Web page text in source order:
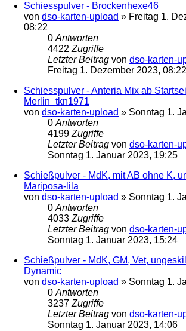
Schiesspulver - Brockenhexe46
von dso-karten-upload » Freitag 1.
08:22
0Antworten
4422Zugriffe
Letzter Beitrag von dso-karten-
Freitag 1. Dezember 2023, 08:22
Schiesspulver - Anteria Mix ab
Merlin_tkn1971
von dso-karten-upload » Sonntag 1.
0Antworten
4199Zugriffe
Letzter Beitrag von dso-karten-
Sonntag 1. Januar 2023, 19:25
Schießpulver - MdK, mit AB ohne K,
Mariposa-lila
von dso-karten-upload » Sonntag 1.
0Antworten
4033Zugriffe
Letzter Beitrag von dso-karten-
Sonntag 1. Januar 2023, 15:24
Schießpulver - MdK, GM, Vet,
Dynamic
von dso-karten-upload » Sonntag 1.
0Antworten
3237Zugriffe
Letzter Beitrag von dso-karten-
Sonntag 1. Januar 2023, 14:06